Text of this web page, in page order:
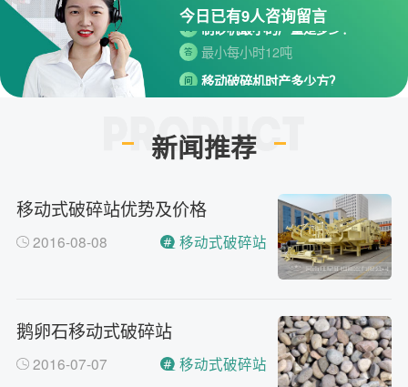
今日已有9人咨询留言
问 制砂机最小的产量是多少？
答 最小每小时12吨
问 移动破碎机时产多少方？
每小时30-300方的型号都有。
答 环保测验均达到标准
答
主要有细碎机，复合破，对辊制
砂机，HX制砂机等
问 请问厂家地址在哪？
河南省郑州市高新技术开发区梧
机生产出口基地园区
制砂机最小的产量是多少？
答 最小每小时12吨
新闻推荐
移动式破碎站优势及价格
2016-08-08 移动式破碎站
鹅卵石移动式破碎站
2016-07-07 移动式破碎站